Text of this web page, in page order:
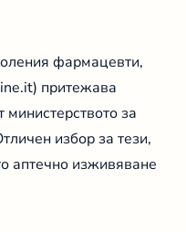
фармацевти,
притежава
за
избор за тези,
аптечно изживяване